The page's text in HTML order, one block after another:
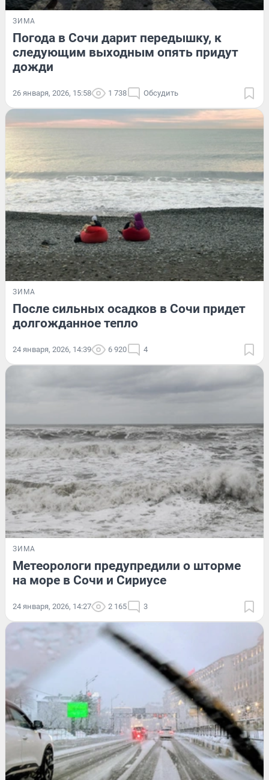
ЗИМА
Погода в Сочи дарит передышку, к
следующим выходным опять придут
дожди
26 января, 2026, 15:58 1 738 Обсудить
ЗИМА
После сильных осадков в Сочи придет
долгожданное тепло
24 января, 2026, 14:39 6 920 4
ЗИМА
Метеорологи предупредили о шторме
на море в Сочи и Сириусе
24 января, 2026, 14:27 2 165 3